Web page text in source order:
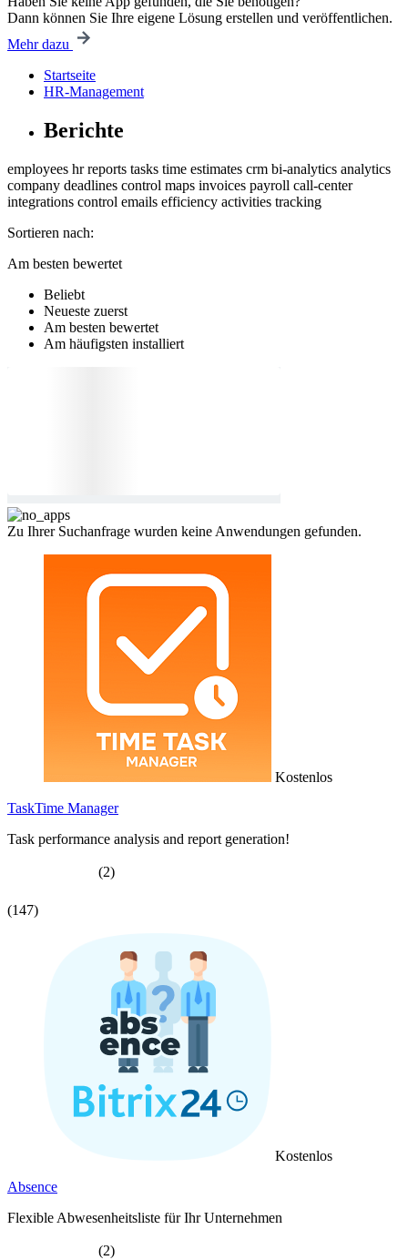
Dann können Sie Ihre eigene Lösung erstellen und veröffentlichen.
Mehr dazu
Startseite
HR-Management
Berichte
employees hr reports tasks time estimates crm bi-analytics analytics
company deadlines control maps invoices payroll call-center
integrations control emails efficiency activities tracking
Sortieren nach:
Am besten bewertet
Beliebt
Neueste zuerst
Am besten bewertet
Am häufigsten installiert
Zu Ihrer Suchanfrage wurden keine Anwendungen gefunden.
Kostenlos
TaskTime Manager
Task performance analysis and report generation!
(2)
(147)
Kostenlos
Absence
Flexible Abwesenheitsliste für Ihr Unternehmen
(2)